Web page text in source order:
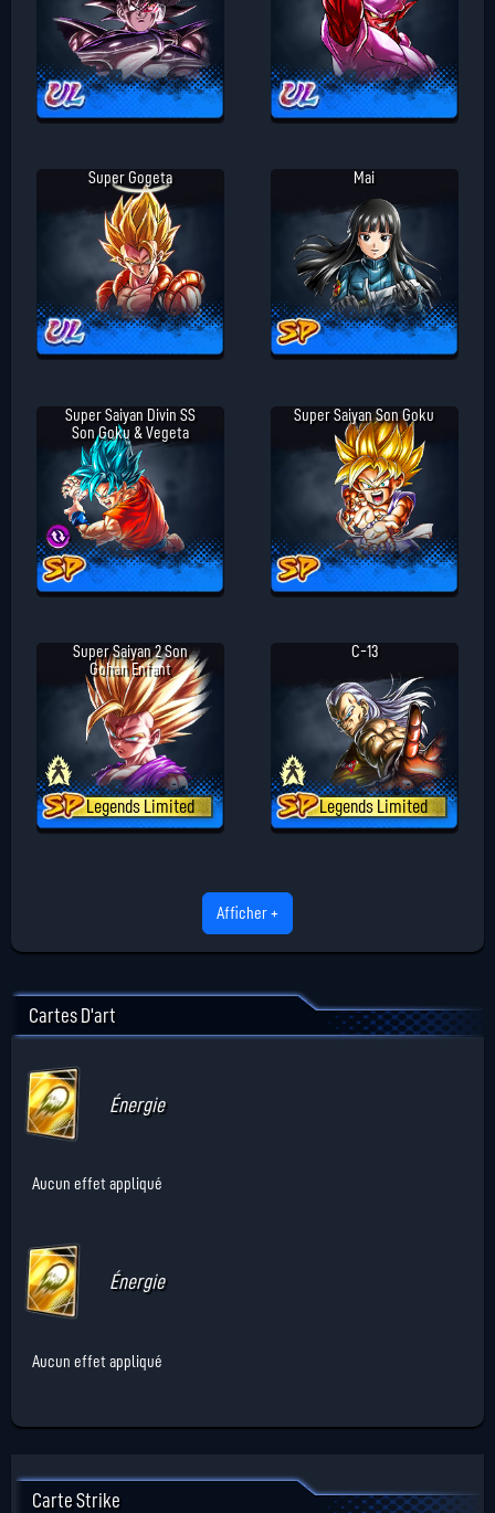
Super Gogeta Mai
Super Saiyan Divin SS
Son Goku & Vegeta
Super Saiyan Son Goku
Super Saiyan 2 Son
Gohan Enfant
Legends Limited
C-13
Legends Limited
Afficher +
Cartes D'art
Énergie
Aucun effet appliqué
Énergie
Aucun effet appliqué
Carte Strike